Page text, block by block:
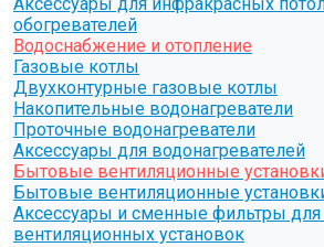
обогревателей
Водоснабжение и отопление
Газовые котлы
Двухконтурные газовые котлы
Накопительные водонагреватели
Проточные водонагреватели
Аксессуары для водонагревателей
Бытовые вентиляционные
Бытовые вентиляционные
Аксессуары и сменные фильтры
вентиляционных установок